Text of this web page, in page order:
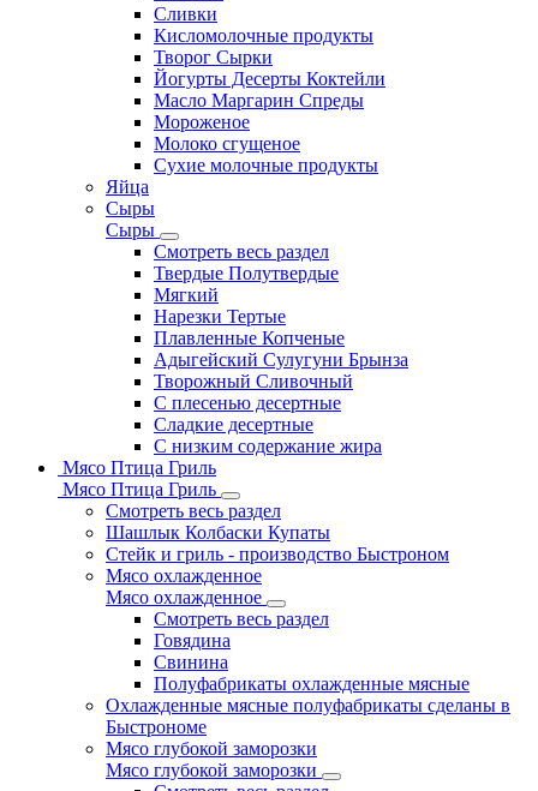
Сливки
Кисломолочные продукты
Творог Сырки
Йогурты Десерты Коктейли
Масло Маргарин Спреды
Мороженое
Молоко сгущеное
Сухие молочные продукты
Яйца
Сыры
Сыры
Смотреть весь раздел
Твердые Полутвердые
Мягкий
Нарезки Тертые
Плавленные Копченые
Адыгейский Сулугуни Брынза
Творожный Сливочный
С плесенью десертные
Сладкие десертные
С низким содержание жира
Мясо Птица Гриль
Мясо Птица Гриль
Смотреть весь раздел
Шашлык Колбаски Купаты
Стейк и гриль - производство Быстроном
Мясо охлажденное
Мясо охлажденное
Смотреть весь раздел
Говядина
Свинина
Полуфабрикаты охлажденные мясные
Охлажденные мясные полуфабрикаты сделаны в
Быстрономе
Мясо глубокой заморозки
Мясо глубокой заморозки